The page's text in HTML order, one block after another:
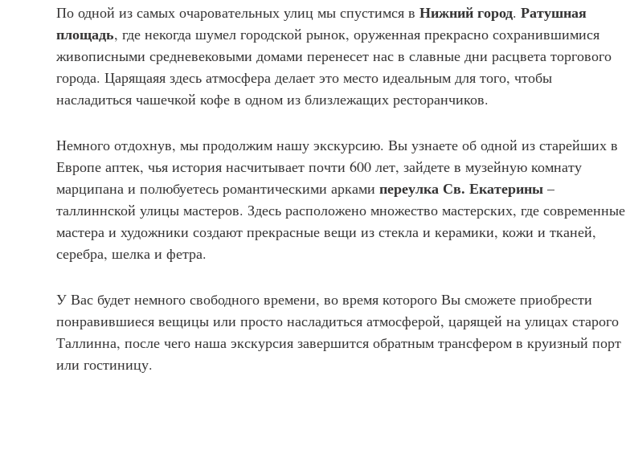
По одной из самых очаровательных улиц мы спустимся в Нижний город. Ратушная
площадь, где некогда шумел городской рынок, оруженная прекрасно сохранившимися
живописными средневековыми домами перенесет нас в славные дни расцвета торгового
города. Царящаяя здесь атмосфера делает это место идеальным для того, чтобы
насладиться чашечкой кофе в одном из близлежащих ресторанчиков.
Немного отдохнув, мы продолжим нашу экскурсию. Вы узнаете об одной из старейших в
Европе аптек, чья история насчитывает почти 600 лет, зайдете в музейную комнату
марципана и полюбуетесь романтическими арками переулка Св. Екатерины –
таллиннской улицы мастеров. Здесь расположено множество мастерских, где современные
мастера и художники создают прекрасные вещи из стекла и керамики, кожи и тканей,
серебра, шелка и фетра.
У Вас будет немного свободного времени, во время которого Вы сможете приобрести
понравившиеся вещицы или просто насладиться атмосферой, царящей на улицах старого
Таллинна, после чего наша экскурсия завершится обратным трансфером в круизный порт
или гостиницу.